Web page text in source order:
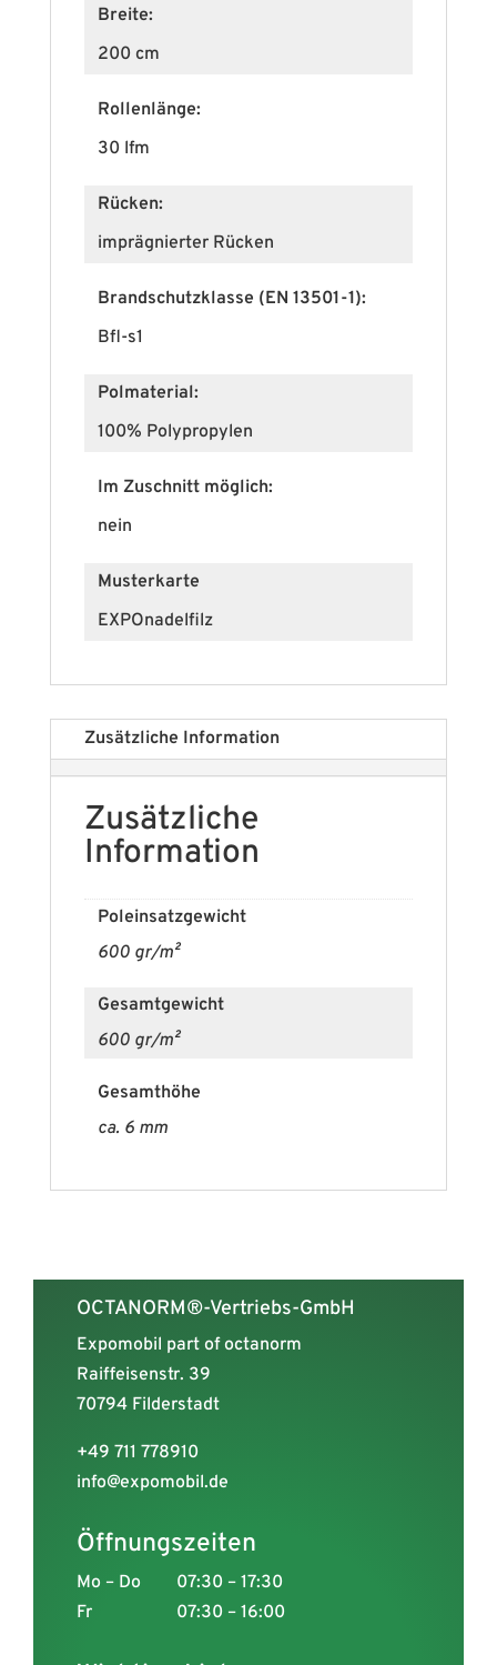
Breite:
200 cm
Rollenlänge:
30 lfm
Rücken:
imprägnierter Rücken
Brandschutzklasse (EN 13501-1):
Bfl-s1
Polmaterial:
100% Polypropylen
Im Zuschnitt möglich:
nein
Musterkarte
EXPOnadelfilz
Zusätzliche Information
Zusätzliche
Information
Poleinsatzgewicht
600 gr/m²
Gesamtgewicht
600 gr/m²
Gesamthöhe
ca. 6 mm
OCTANORM®-Vertriebs-GmbH
Expomobil part of octanorm
Raiffeisenstr. 39
70794 Filderstadt
+49 711 778910
info@expomobil.de
Öffnungszeiten
Mo – Do
07:30 – 17:30
Fr
07:30 – 16:00